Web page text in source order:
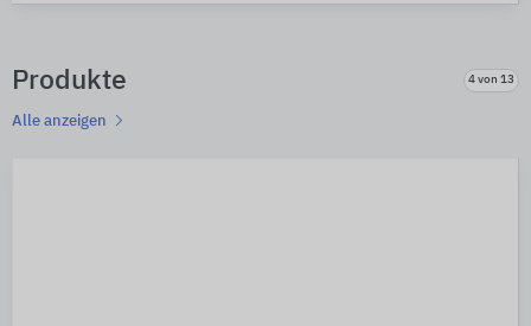
Produkte 4 von 13
Alle anzeigen